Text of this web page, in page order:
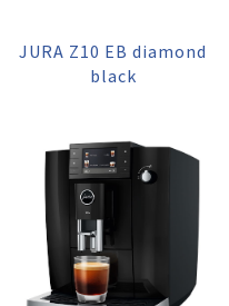
JURA Z10 EB diamond
black